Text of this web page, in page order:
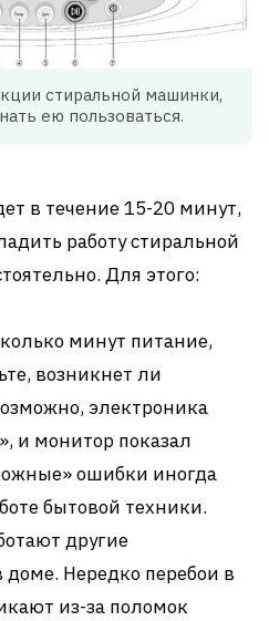
стиральной машинки,
ею пользоваться.
в течение 15-20 минут,
работу стиральной
Для этого:
минут питание,
возникнет ли
электроника
и монитор показал
ошибки иногда
бытовой техники.
другие
Нередко перебои в
из-за поломок